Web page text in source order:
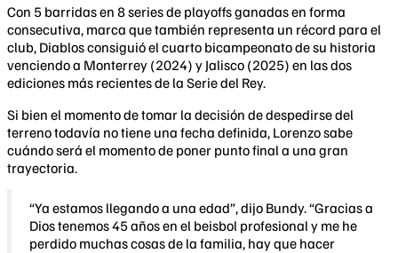
Con 5 barridas en 8 series de playoffs ganadas en forma
consecutiva, marca que también representa un récord para el
club, Diablos consiguió el cuarto bicampeonato de su historia
venciendo a Monterrey (2024) y Jalisco (2025) en las dos
ediciones más recientes de la Serie del Rey.
Si bien el momento de tomar la decisión de despedirse del
terreno todavía no tiene una fecha definida, Lorenzo sabe
cuándo será el momento de poner punto final a una gran
trayectoria.
“Ya estamos llegando a una edad”, dijo Bundy. “Gracias a
Dios tenemos 45 años en el beisbol profesional y me he
perdido muchas cosas de la familia, hay que hacer